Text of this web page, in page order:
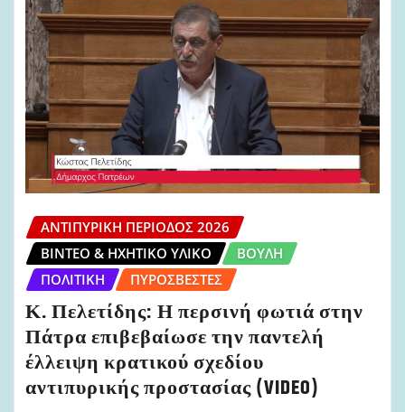
ΑΝΤΙΠΥΡΙΚΉ ΠΕΡΊΟΔΟΣ 2026
ΒΊΝΤΕΟ & ΗΧΗΤΙΚΌ ΥΛΙΚΌ
ΒΟΥΛΉ
ΠΟΛΙΤΙΚΉ
ΠΥΡΟΣΒΈΣΤΕΣ
Κ. Πελετίδης: Η περσινή φωτιά στην
Πάτρα επιβεβαίωσε την παντελή
έλλειψη κρατικού σχεδίου
αντιπυρικής προστασίας (VIDEO)